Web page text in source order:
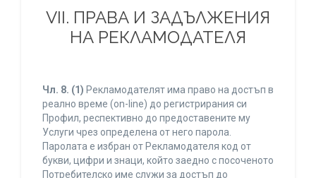
VII. ПРАВА И ЗАДЪЛЖЕНИЯ
НА РЕКЛАМОДАТЕЛЯ
Чл. 8. (1) Рекламодателят има право на достъп в
реално време (on-line) до регистрирания си
Профил, респективно до предоставените му
Услуги чрез определена от него парола.
Паролата е избран от Рекламодателя код от
букви, цифри и знаци, който заедно с посоченото
Потребителско име служи за достъп до